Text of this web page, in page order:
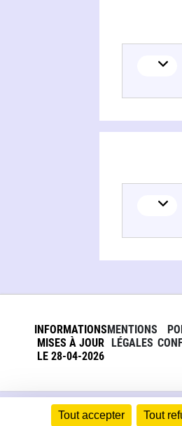
Tout accepter Tout
INFORMATIONS
MISES À JOUR
LE 28-04-2026
MENTIONS
LÉGALES